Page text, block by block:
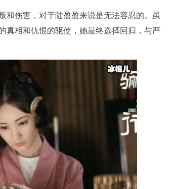
和伤害，对于陆盈盈来说是无法容忍的。虽
真相和仇恨的驱使，她最终选择回归，与严